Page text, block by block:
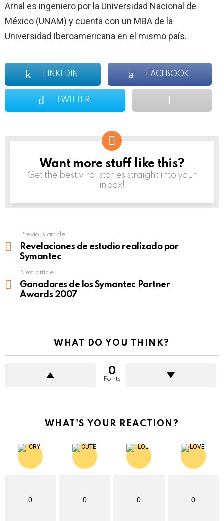
Arnal es ingeniero por la Universidad Nacional de
México (UNAM) y cuenta con un MBA de la
Universidad Iberoamericana en el mismo país.
LINKEDIN FACEBOOK
TWITTER
NEWSLETTER
Want more stuff like this?
Get the best viral stories straight into your
inbox!
more
Previous article
Revelaciones de estudio realizado por
Symantec
Next article
Ganadores de los Symantec Partner
Awards 2007
WHAT DO YOU THINK?
0
Points
WHAT'S YOUR REACTION?
0 0 0 0